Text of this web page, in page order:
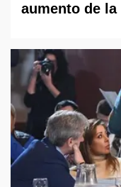
aumento de la